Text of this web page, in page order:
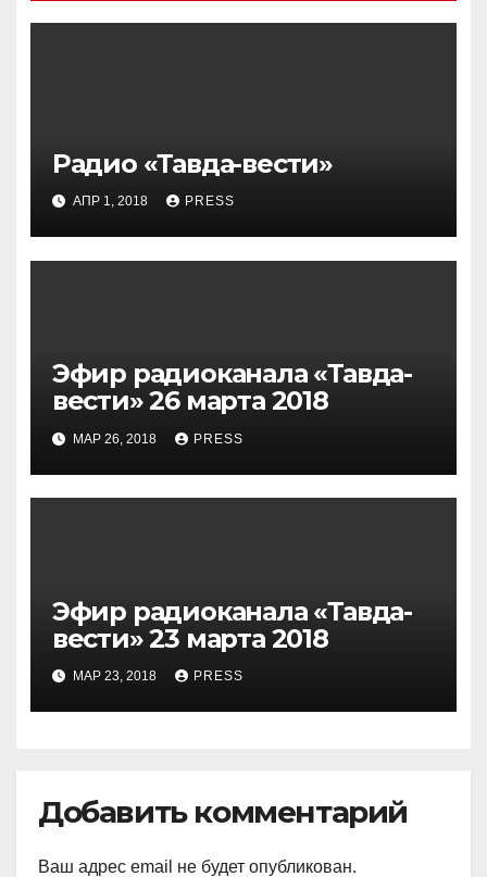
Радио «Тавда-вести»
АПР 1, 2018 PRESS
Эфир радиоканала «Тавда-
вести» 26 марта 2018
МАР 26, 2018 PRESS
Эфир радиоканала «Тавда-
вести» 23 марта 2018
МАР 23, 2018 PRESS
Добавить комментарий
Ваш адрес email не будет опубликован.